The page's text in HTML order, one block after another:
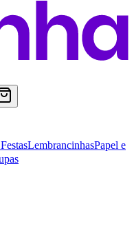
LembrancinhasPapel e